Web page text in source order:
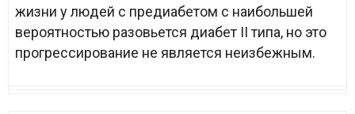
жизни у людей с предиабетом с наибольшей
вероятностью разовьется диабет II типа, но это
прогрессирование не является неизбежным.